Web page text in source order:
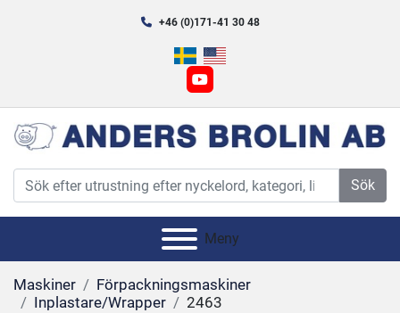
+46 (0)171-41 30 48
youtube
Sök
Meny
Maskiner
Förpackningsmaskiner
Inplastare/Wrapper
2463